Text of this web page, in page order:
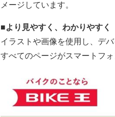
メージしています。
■より見やすく、わかりやすく
イラストや画像を使用し、デ
すべてのページがスマートフ